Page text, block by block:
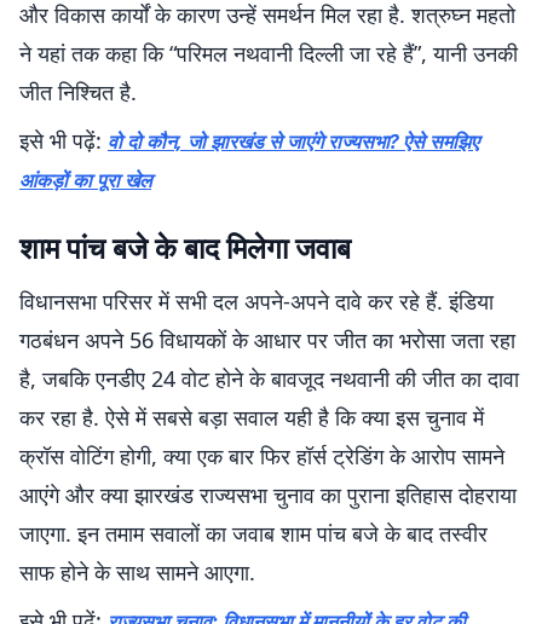
और विकास कार्यों के कारण उन्हें समर्थन मिल रहा है. शत्रुघ्न महतो
ने यहां तक कहा कि “परिमल नथवानी दिल्ली जा रहे हैं”, यानी उनकी
जीत निश्चित है.
इसे भी पढ़ें: वो दो कौन, जो झारखंड से जाएंगे राज्यसभा? ऐसे समझिए
आंकड़ों का पूरा खेल
शाम पांच बजे के बाद मिलेगा जवाब
विधानसभा परिसर में सभी दल अपने-अपने दावे कर रहे हैं. इंडिया
गठबंधन अपने 56 विधायकों के आधार पर जीत का भरोसा जता रहा
है, जबकि एनडीए 24 वोट होने के बावजूद नथवानी की जीत का दावा
कर रहा है. ऐसे में सबसे बड़ा सवाल यही है कि क्या इस चुनाव में
क्रॉस वोटिंग होगी, क्या एक बार फिर हॉर्स ट्रेडिंग के आरोप सामने
आएंगे और क्या झारखंड राज्यसभा चुनाव का पुराना इतिहास दोहराया
जाएगा. इन तमाम सवालों का जवाब शाम पांच बजे के बाद तस्वीर
साफ होने के साथ सामने आएगा.